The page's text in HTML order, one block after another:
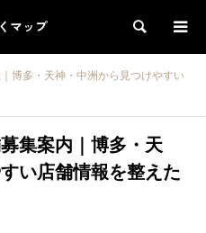
マップ 検索
博多・天神・中洲から見つけやすい
集案内｜博多・天
い店舗情報を整えた